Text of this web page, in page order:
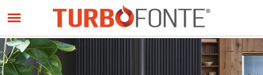
au
principal
Panneau de gestion des cookies